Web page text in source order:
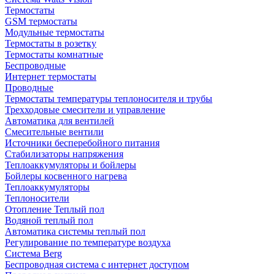
Термостаты
GSM термостаты
Модульные термостаты
Термостаты в розетку
Термостаты комнатные
Беспроводные
Интернет термостаты
Проводные
Термостаты температуры теплоносителя и трубы
Трехходовые смесители и управление
Автоматика для вентилей
Смесительные вентили
Источники бесперебойного питания
Стабилизаторы напряжения
Теплоаккумуляторы и бойлеры
Бойлеры косвенного нагрева
Теплоаккумуляторы
Теплоносители
Отопление Теплый пол
Водяной теплый пол
Автоматика системы теплый пол
Регулирование по температуре воздуха
Система Berg
Беспроводная система с интернет доступом